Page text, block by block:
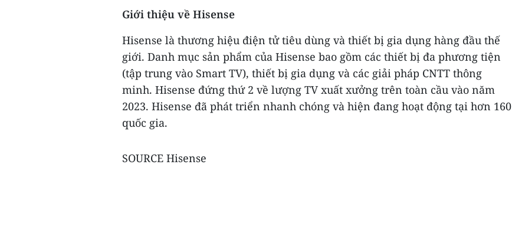
Giới thiệu về Hisense
Hisense là thương hiệu điện tử tiêu dùng và thiết bị gia dụng hàng đầu thế
giới. Danh mục sản phẩm của Hisense bao gồm các thiết bị đa phương tiện
(tập trung vào Smart TV), thiết bị gia dụng và các giải pháp CNTT thông
minh. Hisense đứng thứ 2 về lượng TV xuất xưởng trên toàn cầu vào năm
2023. Hisense đã phát triển nhanh chóng và hiện đang hoạt động tại hơn 160
quốc gia.
SOURCE Hisense